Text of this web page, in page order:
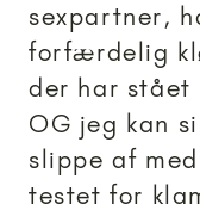
sexpartner,
forfærdelig
der har
OG jeg kan
slippe af
testet for